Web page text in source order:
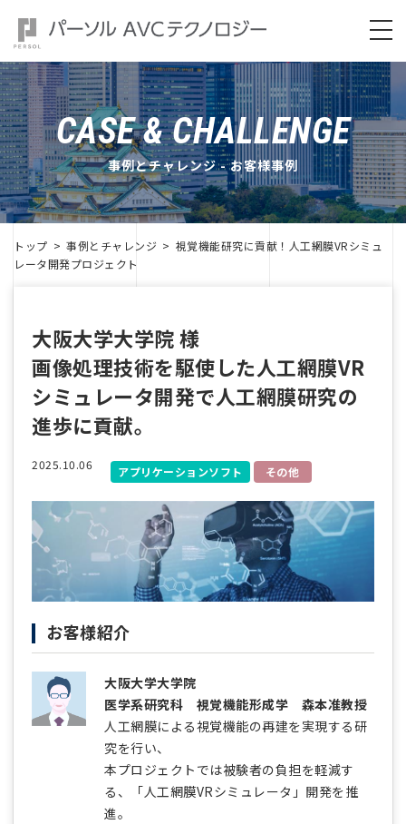
CASE & CHALLENGE
事例とチャレンジ お客様事例
トップ 事例とチャレンジ
視覚機能研究に貢献！人工網膜VRシミュ
レータ開発プロジェクト
大阪大学大学院 様
画像処理技術を駆使した人工網膜VR
シミュレータ開発で人工網膜研究の
進歩に貢献。
2025.10.06 アプリケーションソフト その他
お客様紹介
大阪大学大学院
医学系研究科 視覚機能形成学 森本准教授
人工網膜による視覚機能の再建を実現する研
究を行い、
本プロジェクトでは被験者の負担を軽減す
る、「人工網膜VRシミュレータ」開発を推
進。